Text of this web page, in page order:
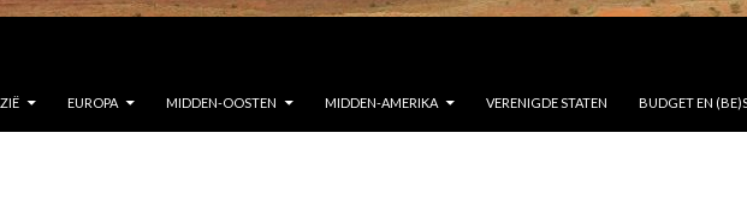
EUROPA MIDDEN-OOSTEN MIDDEN-AMERIKA VERENIGDE STATEN BUDGET EN